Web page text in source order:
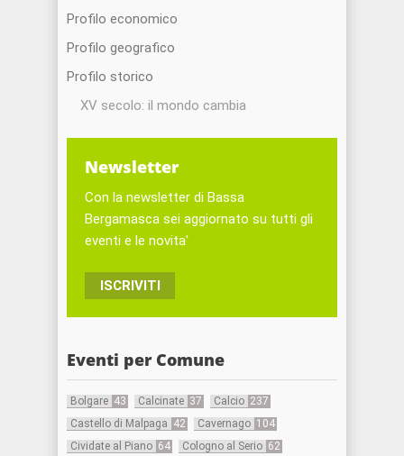
Profilo economico
Profilo geografico
Profilo storico
XV secolo: il mondo cambia
Newsletter
Con la newsletter di Bassa
Bergamasca sei aggiornato su tutti gli
eventi e le novita'
ISCRIVITI
Eventi per Comune
Bolgare 43 Calcinate 37 Calcio 237
Castello di Malpaga 42 Cavernago 104
Cividate al Piano 64 Cologno al Serio 62